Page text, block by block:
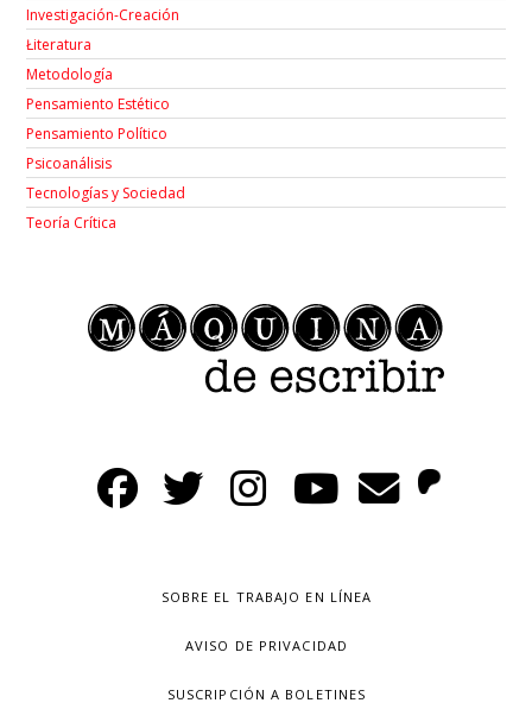
Investigación-Creación
Łiteratura
Metodología
Pensamiento Estético
Pensamiento Político
Psicoanálisis
Tecnologías y Sociedad
Teoría Crítica
SOBRE EL TRABAJO EN LÍNEA
AVISO DE PRIVACIDAD
SUSCRIPCIÓN A BOLETINES